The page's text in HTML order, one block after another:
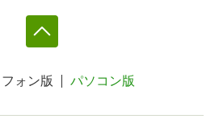
ォン版 パソコン版